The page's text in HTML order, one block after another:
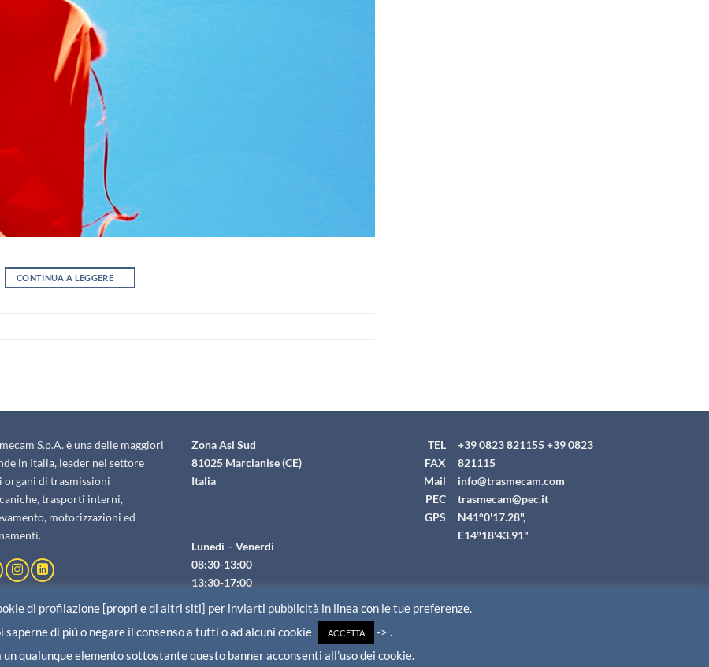
CONTINUA A LEGGERE →
S.p.A. è una delle maggiori
in Italia, leader nel settore
organi di trasmissioni
trasporti interni,
motorizzazioni ed
Zona Asi Sud
81025 Marcianise (CE)
Italia
Lunedì – Venerdì
08:30-13:00
13:30-17:00
TEL
FAX
Mail
PEC
GPS
+39 0823 821155 +39 0823
821115
info@trasmecam.com
trasmecam@pec.it
N41°0'17.28",
E14°18'43.91"
S.p.A. - Zona ASI Sud 81025 Marcianise (CE) - Italia - P.IVA 00444200612
Credits-Privacy Policy
di profilazione [propri e di altri siti] per inviarti pubblicità in linea con le tue preferenze.
saperne di più o negare il consenso a tutti o ad alcuni cookie
ACCETTA
-> .
un qualunque elemento sottostante questo banner acconsenti all’uso dei cookie.